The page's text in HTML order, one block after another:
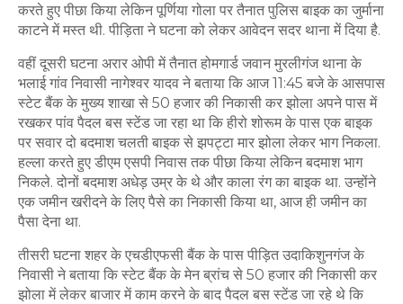
करते हुए पीछा किया लेकिन पूर्णिया गोला पर तैनात पुलिस बाइक का जुर्माना
काटने में मस्त थी. पीड़िता ने घटना को लेकर आवेदन सदर थाना में दिया है.
वहीं दूसरी घटना अरार ओपी में तैनात होमगार्ड जवान मुरलीगंज थाना के
भलाई गांव निवासी नागेश्वर यादव ने बताया कि आज 11:45 बजे के आसपास
स्टेट बैंक के मुख्य शाखा से 50 हजार की निकासी कर झोला अपने पास में
रखकर पांव पैदल बस स्टेंड जा रहा था कि हीरो शोरूम के पास एक बाइक
पर सवार दो बदमाश चलती बाइक से झपट्टा मार झोला लेकर भाग निकला.
हल्ला करते हुए डीएम एसपी निवास तक पीछा किया लेकिन बदमाश भाग
निकले. दोनों बदमाश अधेड़ उम्र के थे और काला रंग का बाइक था. उन्होंने
एक जमीन खरीदने के लिए पैसे का निकासी किया था, आज ही जमीन का
पैसा देना था.
तीसरी घटना शहर के एचडीएफसी बैंक के पास पीड़ित उदाकिशुनगंज के
निवासी ने बताया कि स्टेट बैंक के मेन ब्रांच से 50 हजार की निकासी कर
झोला में लेकर बाजार में काम करने के बाद पैदल बस स्टेंड जा रहे थे कि